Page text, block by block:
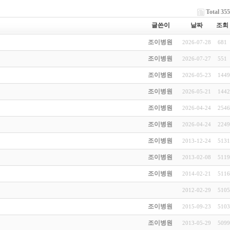
Total 355
글쓴이
날짜 조회
조이병원 2026-07-28 681
조이병원 2026-07-27 551
조이병원 2026-05-23 1449
조이병원 2026-05-21 1442
조이병원 2026-04-24 2546
조이병원 2026-04-24 2249
조이병원 2013-12-24 5131
조이병원 2013-02-08 5119
조이병원 2014-02-21 5116
2012-02-29 5105
조이병원 2015-09-23 5103
조이병원 2013-05-29 5099